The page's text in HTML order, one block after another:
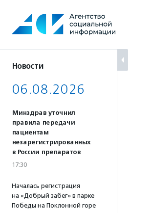
содержанию
Новости
06.08.2026
Минздрав уточнил
правила передачи
пациентам
незарегистрированных
в России препаратов
17:30
Началась регистрация
на «Добрый забег» в парке
Победы на Поклонной горе